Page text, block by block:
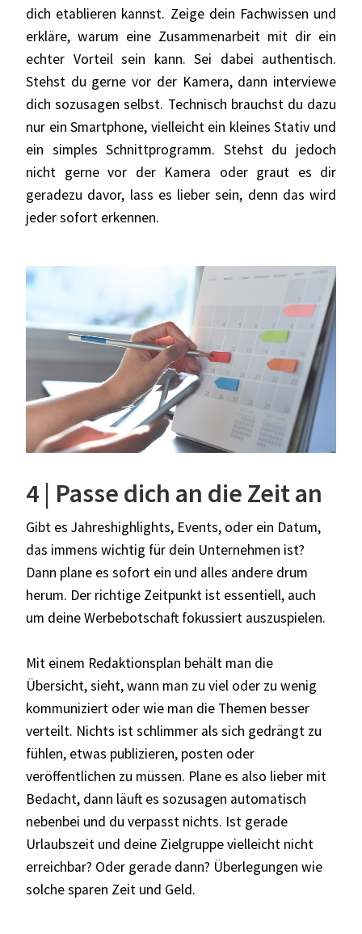
dich etablieren kannst. Zeige dein Fachwissen und
erkläre, warum eine Zusammenarbeit mit dir ein
echter Vorteil sein kann. Sei dabei authentisch.
Stehst du gerne vor der Kamera, dann interviewe
dich sozusagen selbst. Technisch brauchst du dazu
nur ein Smartphone, vielleicht ein kleines Stativ und
ein simples Schnittprogramm. Stehst du jedoch
nicht gerne vor der Kamera oder graut es dir
geradezu davor, lass es lieber sein, denn das wird
jeder sofort erkennen.
4 | Passe dich an die Zeit an
Gibt es Jahreshighlights, Events, oder ein Datum,
das immens wichtig für dein Unternehmen ist?
Dann plane es sofort ein und alles andere drum
herum. Der richtige Zeitpunkt ist essentiell, auch
um deine Werbebotschaft fokussiert auszuspielen.
Mit einem Redaktionsplan behält man die
Übersicht, sieht, wann man zu viel oder zu wenig
kommuniziert oder wie man die Themen besser
verteilt. Nichts ist schlimmer als sich gedrängt zu
fühlen, etwas publizieren, posten oder
veröffentlichen zu müssen. Plane es also lieber mit
Bedacht, dann läuft es sozusagen automatisch
nebenbei und du verpasst nichts. Ist gerade
Urlaubszeit und deine Zielgruppe vielleicht nicht
erreichbar? Oder gerade dann? Überlegungen wie
solche sparen Zeit und Geld.